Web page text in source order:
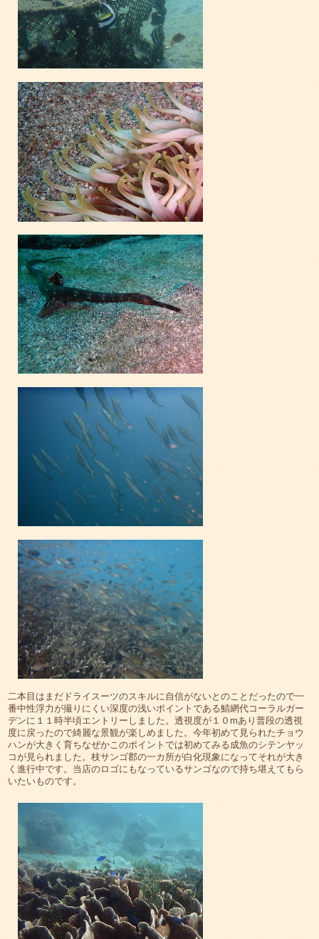
二本目はまだドライスーツのスキルに自信がないとのことだったので一
番中性浮力が撮りにくい深度の浅いポイントである鯖網代コーラルガー
デンに１１時半頃エントリーしました。透視度が１０mあり普段の透視
度に戻ったので綺麗な景観が楽しめました。今年初めて見られたチョウ
ハンが大きく育ちなぜかこのポイントでは初めてみる成魚のシテンヤッ
コが見られました。枝サンゴ郡の一カ所が白化現象になってそれが大き
く進行中です。当店のロゴにもなっているサンゴなので持ち堪えてもら
いたいものです。